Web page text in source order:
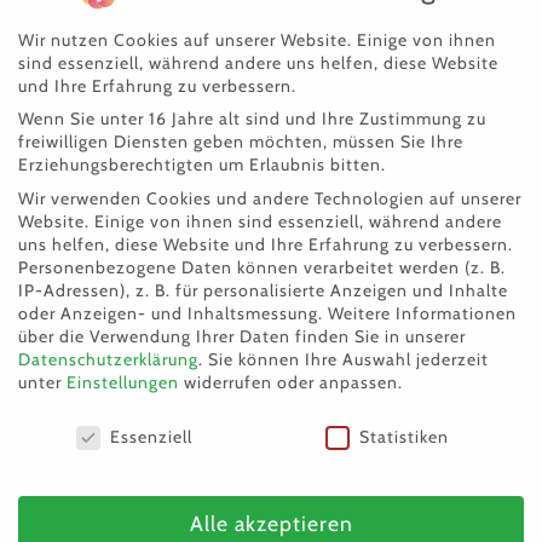
wenn es das Alter schon erlaubt, auch kastriert
sind. Zusätzlich übernehmen wir die Registrierung
der Katze unter der Chipnummer bei Tasso. Bei
nicht kastrierten Katzen bzw. Babykatzen
verlangen wir vom zukünftigen Besitzer eine
Kastrationskaution, die dieser nach Vorlage einer
Bestätigung der Durchführung der Kastration
(Rechnung Tierarzt) natürlich zurück erhält.
In ganz Österreich besteht eine gesetzliche
Kastrationspflicht lt. Tierschutzgesetz.
Ausgenommen davon sind Züchter. Die Zucht
muss beim Finanzamt gemeldet sein. Diese sind
registrieren (egal ob gewerbliche oder private
Wir nutzen Cookies auf unserer Website. Einige von ihnen
sind essenziell, während andere uns helfen, diese Website
und Ihre Erfahrung zu verbessern.
Wenn Sie unter 16 Jahre alt sind und Ihre Zustimmung zu
freiwilligen Diensten geben möchten, müssen Sie Ihre
Erziehungsberechtigten um Erlaubnis bitten.
Wir verwenden Cookies und andere Technologien auf unserer
Website. Einige von ihnen sind essenziell, während andere
uns helfen, diese Website und Ihre Erfahrung zu verbessern.
Personenbezogene Daten können verarbeitet werden (z. B.
IP-Adressen), z. B. für personalisierte Anzeigen und Inhalte
oder Anzeigen- und Inhaltsmessung. Weitere Informationen
über die Verwendung Ihrer Daten finden Sie in unserer
Datenschutzerklärung. Sie können Ihre Auswahl jederzeit
unter Einstellungen widerrufen oder anpassen.
Datenschutzeinstellungen
Essenziell Statistiken
Alle akzeptieren